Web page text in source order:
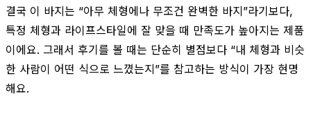
결국 이 바지는 “아무 체형에나 무조건 완벽한 바지”라기보다,
특정 체형과 라이프스타일에 잘 맞을 때 만족도가 높아지는 제품
이에요. 그래서 후기를 볼 때는 단순히 별점보다 “내 체형과 비슷
한 사람이 어떤 식으로 느꼈는지”를 참고하는 방식이 가장 현명
해요.